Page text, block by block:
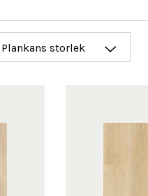
Plankans storlek